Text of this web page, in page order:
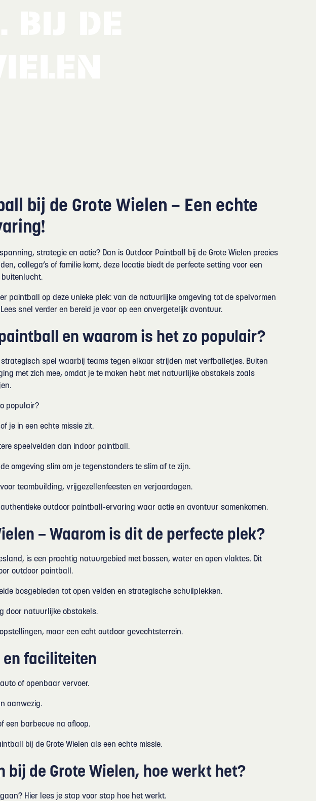
DE
bij de Grote Wielen – Een echte
strategie en actie? Dan is Outdoor Paintball bij de Grote Wielen precies
collega’s of familie komt, deze locatie biedt de perfecte setting voor een
paintball op deze unieke plek: van de natuurlijke omgeving tot de spelvormen
snel verder en bereid je voor op een onvergetelijk avontuur.
en waarom is het zo populair?
spel waarbij teams tegen elkaar strijden met verfballetjes. Buiten
met zich mee, omdat je te maken hebt met natuurlijke obstakels zoals
populair?
je in een echte missie zit.
speelvelden dan indoor paintball.
omgeving slim om je tegenstanders te slim af te zijn.
teambuilding, vrijgezellenfeesten en verjaardagen.
authentieke outdoor paintball-ervaring waar actie en avontuur samenkomen.
– Waarom is dit de perfecte plek?
is een prachtig natuurgebied met bossen, water en open vlaktes. Dit
outdoor paintball.
bosgebieden tot open velden en strategische schuilplekken.
door natuurlijke obstakels.
maar een echt outdoor gevechtsterrein.
en faciliteiten
of openbaar vervoer.
aanwezig.
een barbecue na afloop.
bij de Grote Wielen als een echte missie.
bij de Grote Wielen, hoe werkt het?
Hier lees je stap voor stap hoe het werkt.